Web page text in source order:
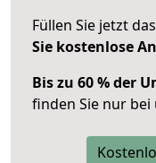
Füllen Sie jetzt
Sie kostenlose
Bis zu 60 % der
finden Sie nur bei